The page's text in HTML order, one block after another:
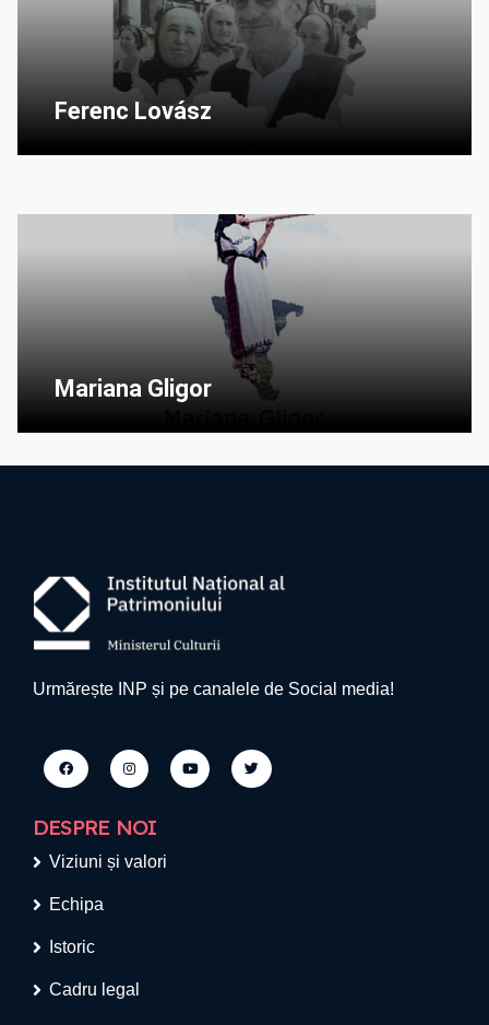
Ferenc Lovász
Mariana Gligor
Urmărește INP și pe canalele de Social media!
DESPRE NOI
Viziuni și valori
Echipa
Istoric
Cadru legal